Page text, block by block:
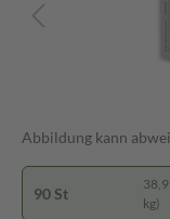
Abbildung kann
90 St
kg)